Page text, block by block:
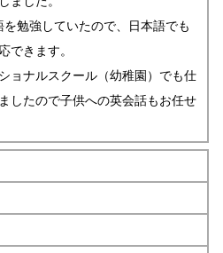
を勉強していたので、日本語でも
できます。
ョナルスクール（幼稚園）でも仕
したので子供への英会話もお任せ